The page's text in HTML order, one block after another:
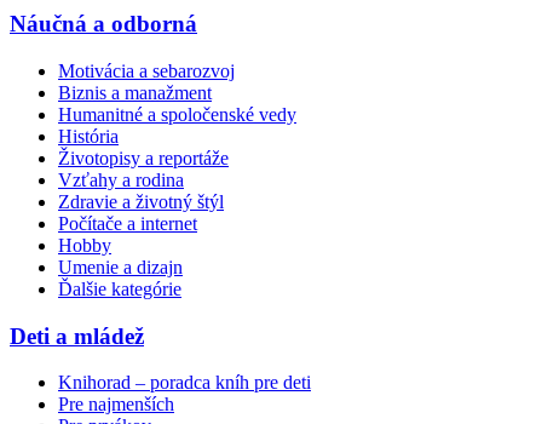
Náučná a odborná
Motivácia a sebarozvoj
Biznis a manažment
Humanitné a spoločenské vedy
História
Životopisy a reportáže
Vzťahy a rodina
Zdravie a životný štýl
Počítače a internet
Hobby
Umenie a dizajn
Ďalšie kategórie
Deti a mládež
Knihorad – poradca kníh pre deti
Pre najmenších